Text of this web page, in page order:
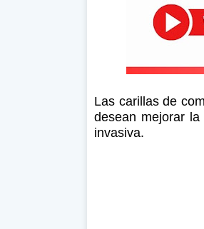
Las carillas de
desean mejorar
invasiva.